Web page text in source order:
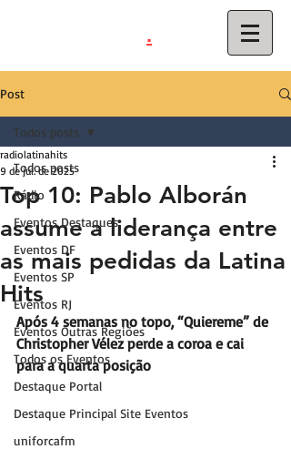
.
Post
Todos posts
Rádio
Eventos Destaques
Eventos DF
Eventos SP
Eventos RJ
Eventos Outras Regiões
Todos os Eventos
Destaque Portal
Destaque Principal Site Eventos
uniforcafm
Todos posts
Top 10: Pablo Alborán
assume a liderança entre
as mais pedidas da Latina
Hits
radiolatinahits
9 de jul. de 2025
Após 4 semanas no topo, “Quiereme” de
Christopher Vélez perde a coroa e cai
para a quarta posição